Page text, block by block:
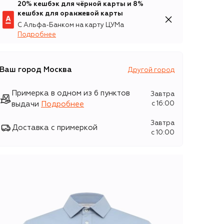
20% кешбэк для чёрной карты и 8%
кешбэк для оранжевой карты
С Альфа-Банком на карту ЦУМа
Подробнее
Ваш город Москва Другой город
Примерка в одном из 6 пунктов
выдачи
Подробнее
Завтра
c 16:00
Доставка с примеркой
Завтра
c 10:00